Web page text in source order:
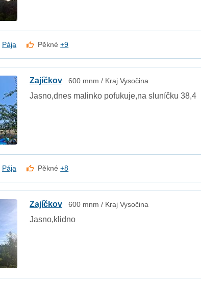
Pája Pěkné+9
Zajíčkov 600 mnm / Kraj Vysočina
Jasno,dnes malinko pofukuje,na sluníčku 38,4
Pája Pěkné+8
Zajíčkov 600 mnm / Kraj Vysočina
Jasno,klidno